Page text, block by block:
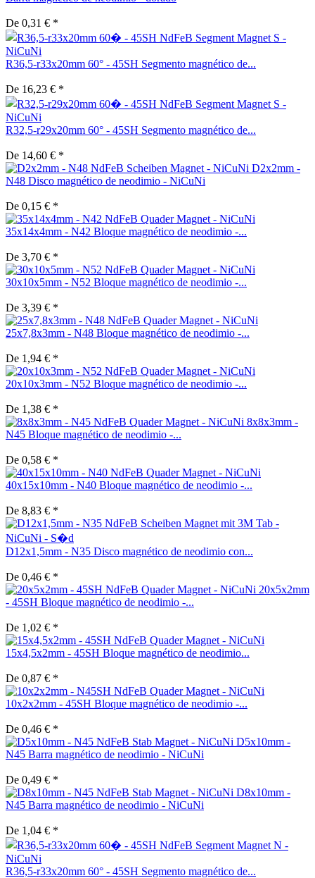
De 0,31 € *
R36,5-r33x20mm 60° - 45SH Segmento magnético de...
De 16,23 € *
R32,5-r29x20mm 60° - 45SH Segmento magnético de...
De 14,60 € *
D2x2mm -
N48 Disco magnético de neodimio - NiCuNi
De 0,15 € *
35x14x4mm - N42 Bloque magnético de neodimio -...
De 3,70 € *
30x10x5mm - N52 Bloque magnético de neodimio -...
De 3,39 € *
25x7,8x3mm - N48 Bloque magnético de neodimio -...
De 1,94 € *
20x10x3mm - N52 Bloque magnético de neodimio -...
De 1,38 € *
8x8x3mm -
N45 Bloque magnético de neodimio -...
De 0,58 € *
40x15x10mm - N40 Bloque magnético de neodimio -...
De 8,83 € *
D12x1,5mm - N35 Disco magnético de neodimio con...
De 0,46 € *
20x5x2mm
- 45SH Bloque magnético de neodimio -...
De 1,02 € *
15x4,5x2mm - 45SH Bloque magnético de neodimio...
De 0,87 € *
10x2x2mm - 45SH Bloque magnético de neodimio -...
De 0,46 € *
D5x10mm -
N45 Barra magnético de neodimio - NiCuNi
De 0,49 € *
D8x10mm -
N45 Barra magnético de neodimio - NiCuNi
De 1,04 € *
R36,5-r33x20mm 60° - 45SH Segmento magnético de...